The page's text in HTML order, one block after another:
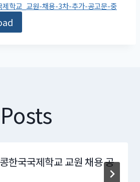
학교_교원-채용-3차-추가-공고문-중
한국국제학교 교원 채용 공